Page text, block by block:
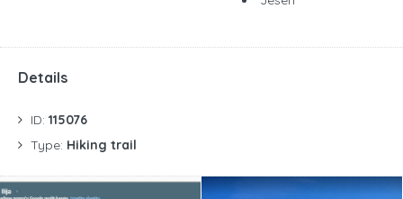
Details
ID: 115076
Type: Hiking trail